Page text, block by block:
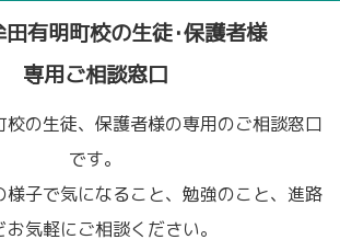
有明町校の生徒･保護者様
専用ご相談窓口
校の生徒、保護者様の専用のご相談窓口
です。
様子で気になること、勉強のこと、進路
お気軽にご相談ください。